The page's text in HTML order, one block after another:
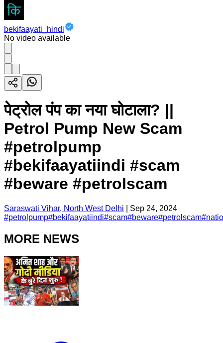
bekifaayati_hindi
No video available
पेट्रोल पंप का नया घोटाला? ||
Petrol Pump New Scam
#petrolpump
#bekifaayatiindi #scam
#beware #petrolscam
Saraswati Vihar, North West Delhi
Sep 24, 2024
#petrolpump#bekifaayatiindi#scam#beware#petrolscam#
MORE NEWS